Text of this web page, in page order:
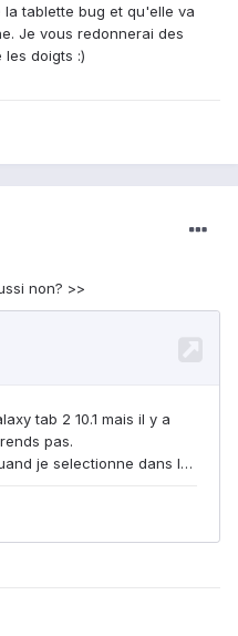
tablette bug et qu'elle va
Je vous redonnerai des
doigts :)
non? >>